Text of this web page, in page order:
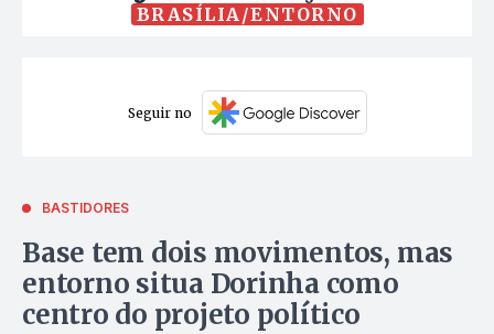
BRASÍLIA/ENTORNO
Seguir no
BASTIDORES
Base tem dois movimentos, mas
entorno situa Dorinha como
centro do projeto político